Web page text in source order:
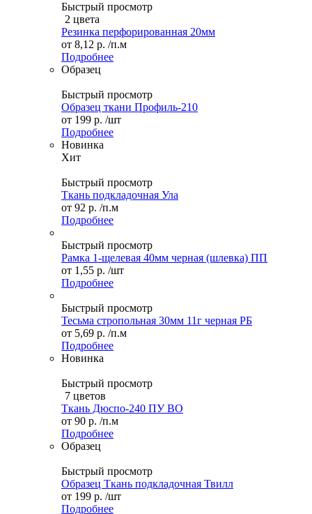
Быстрый просмотр
2 цвета
Резинка перфорированная 20мм
от 8,12 р. /п.м
Подробнее
Образец
Быстрый просмотр
Образец ткани Профиль-210
от 199 р. /шт
Подробнее
Новинка
Хит
Быстрый просмотр
Ткань подкладочная Ула
от 92 р. /п.м
Подробнее
Быстрый просмотр
Рамка 1-щелевая 40мм черная (шлевка) ПП
от 1,55 р. /шт
Подробнее
Быстрый просмотр
Тесьма стропольная 30мм 11г черная РБ
от 5,69 р. /п.м
Подробнее
Новинка
Быстрый просмотр
7 цветов
Ткань Дюспо-240 ПУ ВО
от 90 р. /п.м
Подробнее
Образец
Быстрый просмотр
Образец Ткань подкладочная Твилл
от 199 р. /шт
Подробнее